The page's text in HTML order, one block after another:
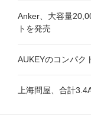
Anker、大容量
トを発売
AUKEYのコンパク
上海問屋、合計